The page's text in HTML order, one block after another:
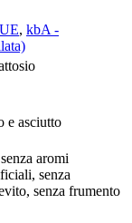
, kbA -
e asciutto
aromi
senza
senza frumento